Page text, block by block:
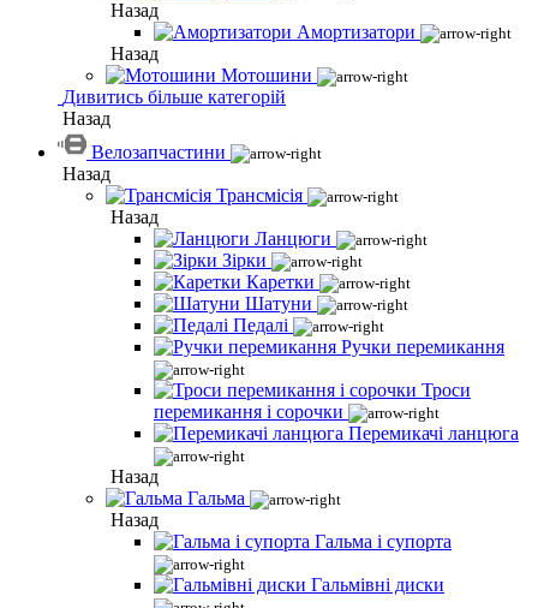
Назад
Амортизатори
Назад
Мотошини
Дивитись більше категорій
Назад
Велозапчастини
Назад
Трансмісія
Назад
Ланцюги
Зірки
Каретки
Шатуни
Педалі
Ручки перемикання
Троси
перемикання і сорочки
Перемикачі ланцюга
Назад
Гальма
Назад
Гальма і супорта
Гальмівні диски